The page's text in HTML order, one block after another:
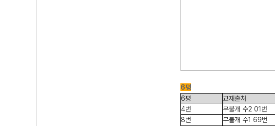
6평
6평
교재출처
4번
무불개 수2 01번
8번
무불개 수1 69번